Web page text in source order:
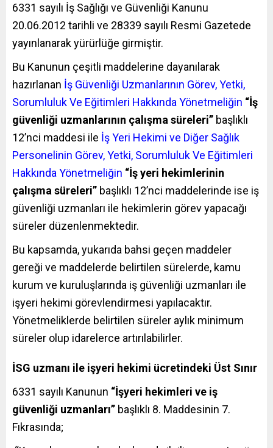
6331 sayılı İş Sağlığı ve Güvenliği Kanunu
20.06.2012 tarihli ve 28339 sayılı Resmi Gazetede
yayınlanarak yürürlüğe girmiştir.
Bu Kanunun çeşitli maddelerine dayanılarak
hazırlanan İş Güvenliği Uzmanlarının Görev, Yetki,
Sorumluluk Ve Eğitimleri Hakkında Yönetmeliğin “İş
güvenliği uzmanlarının çalışma süreleri” başlıklı
12’nci maddesi ile İş Yeri Hekimi ve Diğer Sağlık
Personelinin Görev, Yetki, Sorumluluk Ve Eğitimleri
Hakkında Yönetmeliğin “İş yeri hekimlerinin
çalışma süreleri” başlıklı 12’nci maddelerinde ise iş
güvenliği uzmanları ile hekimlerin görev yapacağı
süreler düzenlenmektedir.
Bu kapsamda, yukarıda bahsi geçen maddeler
gereği ve maddelerde belirtilen sürelerde, kamu
kurum ve kuruluşlarında iş güvenliği uzmanları ile
işyeri hekimi görevlendirmesi yapılacaktır.
Yönetmeliklerde belirtilen süreler aylık minimum
süreler olup idarelerce artırılabilirler.
İSG uzmanı ile işyeri hekimi ücretindeki Üst Sınır
6331 sayılı Kanunun “İşyeri hekimleri ve iş
güvenliği uzmanları” başlıklı 8. Maddesinin 7.
Fıkrasında;